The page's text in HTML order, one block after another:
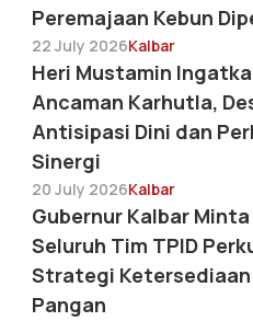
Peremajaan Kebun
22 July 2026Kalbar
Heri Mustamin
Ancaman Karhutla,
Antisipasi Dini dan
Sinergi
20 July 2026Kalbar
Gubernur Kalbar Minta
Seluruh Tim TPID
Strategi Ketersediaan
Pangan